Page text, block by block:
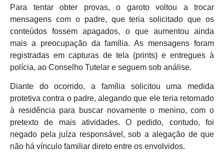
Para tentar obter provas, o garoto voltou a trocar
mensagens com o padre, que teria solicitado que os
conteúdos fossem apagados, o que aumentou ainda
mais a preocupação da família. As mensagens foram
registradas em capturas de tela (prints) e entregues à
polícia, ao Conselho Tutelar e seguem sob análise.
Diante do ocorrido, a família solicitou uma medida
protetiva contra o padre, alegando que ele teria retornado
à residência para buscar novamente o menino, com o
pretexto de mais atividades. O pedido, contudo, foi
negado pela juíza responsável, sob a alegação de que
não há vínculo familiar direto entre os envolvidos.